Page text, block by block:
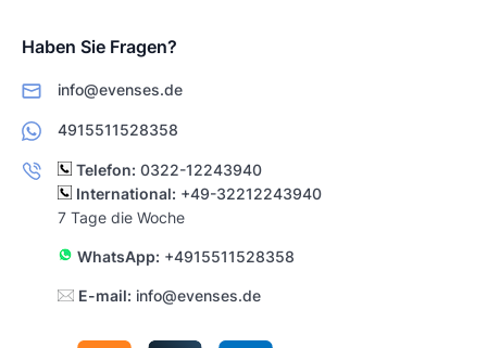
Haben Sie Fragen?
info@evenses.de
4915511528358
Telefon: 0322-12243940
International: +49-32212243940
7 Tage die Woche
WhatsApp: +4915511528358
E-mail: info@evenses.de